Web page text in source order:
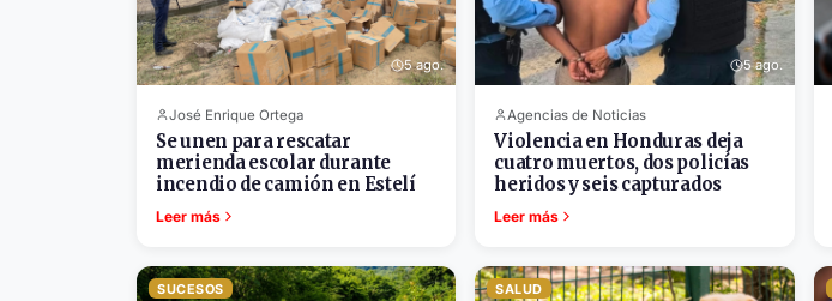
5 ago.
José Enrique Ortega
Se unen para rescatar
merienda escolar durante
incendio de camión en Estelí
Leer más
5 ago.
Agencias de Noticias
Violencia en Honduras deja
cuatro muertos, dos policías
heridos y seis capturados
Leer más
SUCESOS SALUD